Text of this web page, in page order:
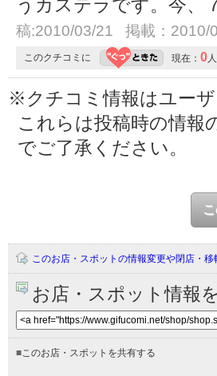
うカステラです。今、
稿:2010/03/21 掲載：2010/
このクチコミに 現在： 0人
※クチコミ情報はユー
これらは投稿時の情報
でご了承ください。
このお店・スポットの情報変更や閉店・移
お店・スポット情報
■このお店・スポットを共有する